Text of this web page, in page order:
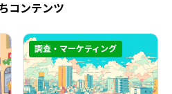
コンテンツ
調査・マーケティング